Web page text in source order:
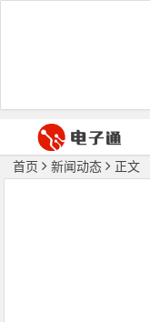
首页 新闻动态 正文